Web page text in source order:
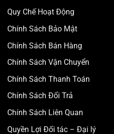
Quy Chế Hoạt Động
Chính Sách Bảo Mật
Chính Sách Bán Hàng
Chính Sách Vận Chuyển
Chính Sách Thanh Toán
Chính Sách Đổi Trả
Chính Sách Liên Quan
Quyền Lợi Đối tác – Đại lý